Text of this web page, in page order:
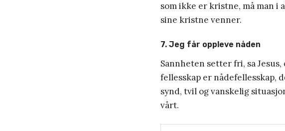
som ikke er kristne, må man i
sine kristne venner.
7. Jeg får oppleve nåden
Sannheten setter fri, sa
fellesskap er nådefellesskap,
synd, tvil og vanskelig
vårt.